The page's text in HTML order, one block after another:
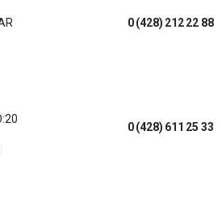
0 (428) 212 22 88
0 (428) 611 25 33